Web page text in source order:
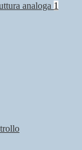
analoga 1